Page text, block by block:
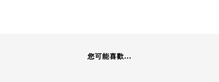
您可能喜歡...